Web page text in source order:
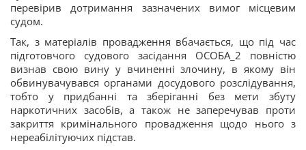
перевірив дотримання зазначених вимог місцевим
судом.
Так, з матеріалів провадження вбачається, що під час
підготовчого судового засідання ОСОБА_2 повністю
визнав свою вину у вчиненні злочину, в якому він
обвинувачувався органами досудового розслідування,
тобто у придбанні та зберіганні без мети збуту
наркотичних засобів, а також не заперечував проти
закриття кримінального провадження щодо нього з
нереабілітуючих підстав.